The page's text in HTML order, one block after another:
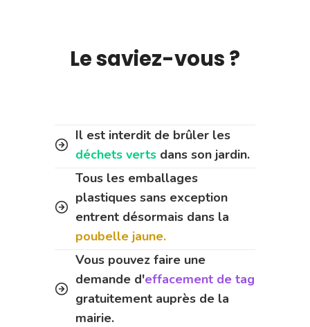
Le saviez-vous ?
Il est interdit de brûler les
déchets verts dans son jardin.
Tous les emballages
plastiques sans exception
entrent désormais dans la
poubelle jaune.
Vous pouvez faire une
demande d'effacement de tag
gratuitement auprès de la
mairie.